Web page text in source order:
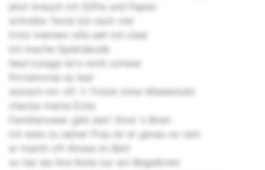
jetzt brauch ich Stifte und Papier
schreibe Texte bis nach vier
trotz meinem refa seh ich clear
ich mache Spektakulär
heut'zutage ist's nicht schwer
Portemonai so leer
wünsch mir oft 'n Ticket ohne Wiederkehr
checke meine Ecke
Familienvater gibt sein' Kind 'n Brett
ich weis zu seiner Frau ist er genau so nett
er macht oft Stress im Bett
so hat sie ihre Ruhe nur am Bügelbrett